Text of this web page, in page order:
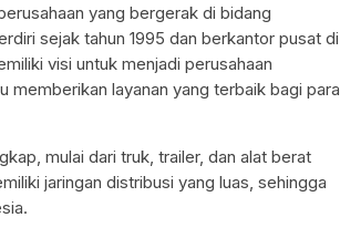
yang bergerak di bidang
sejak tahun 1995 dan berkantor pusat di
visi untuk menjadi perusahaan
layanan yang terbaik bagi para
mulai dari truk, trailer, dan alat berat
jaringan distribusi yang luas, sehingga